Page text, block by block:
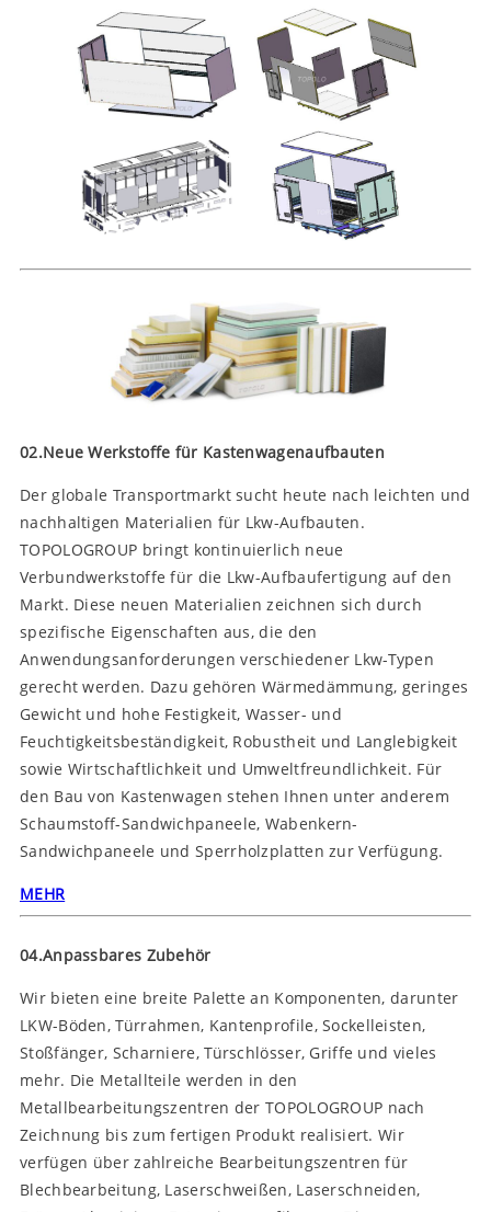
02.Neue Werkstoffe für Kastenwagenaufbauten
Der globale Transportmarkt sucht heute nach leichten und
nachhaltigen Materialien für Lkw-Aufbauten.
TOPOLOGROUP bringt kontinuierlich neue
Verbundwerkstoffe für die Lkw-Aufbaufertigung auf den
Markt. Diese neuen Materialien zeichnen sich durch
spezifische Eigenschaften aus, die den
Anwendungsanforderungen verschiedener Lkw-Typen
gerecht werden. Dazu gehören Wärmedämmung, geringes
Gewicht und hohe Festigkeit, Wasser- und
Feuchtigkeitsbeständigkeit, Robustheit und Langlebigkeit
sowie Wirtschaftlichkeit und Umweltfreundlichkeit. Für
den Bau von Kastenwagen stehen Ihnen unter anderem
Schaumstoff-Sandwichpaneele, Wabenkern-
Sandwichpaneele und Sperrholzplatten zur Verfügung.
MEHR
04.Anpassbares Zubehör
Wir bieten eine breite Palette an Komponenten, darunter
LKW-Böden, Türrahmen, Kantenprofile, Sockelleisten,
Stoßfänger, Scharniere, Türschlösser, Griffe und vieles
mehr. Die Metallteile werden in den
Metallbearbeitungszentren der TOPOLOGROUP nach
Zeichnung bis zum fertigen Produkt realisiert. Wir
verfügen über zahlreiche Bearbeitungszentren für
Blechbearbeitung, Laserschweißen, Laserschneiden,